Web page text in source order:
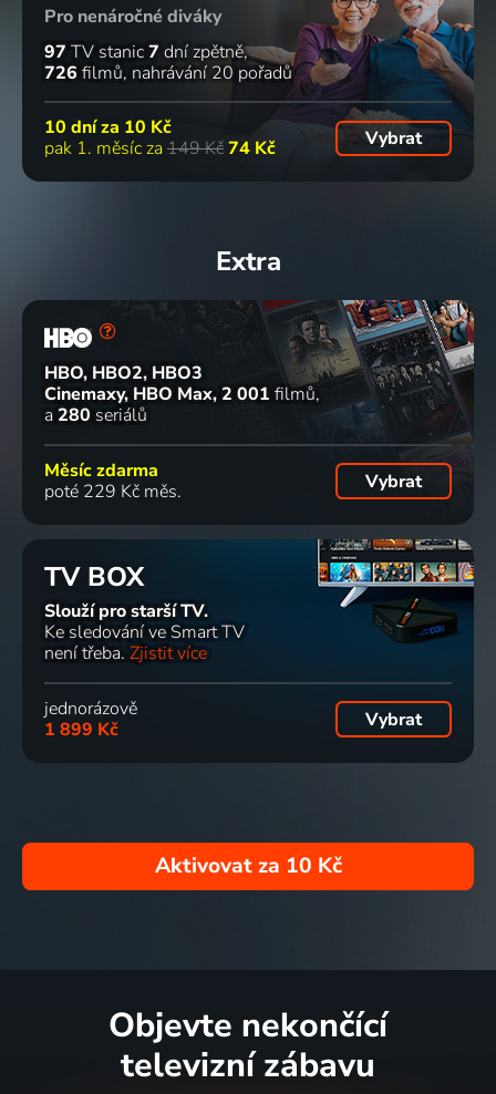
Pro nenáročné diváky
97 TV stanic7 dní zpětně
726 filmů nahrávání 20 pořadů
10 dní za 10 Kč
pak 1. měsíc za 149 Kč74 Kč Vybrat
Extra
HBO, HBO2, HBO3
Cinemaxy, HBO Max 2 001 filmů
a 280 seriálů
Měsíc zdarma
poté 229 Kč měs.
Vybrat
TV BOX
Slouží pro starší TV.
Ke sledování ve Smart TV
není třeba. Zjistit více
jednorázově
1 899 Kč
Vybrat
Aktivovat za 10 Kč
Objevte nekončící
televizní zábavu